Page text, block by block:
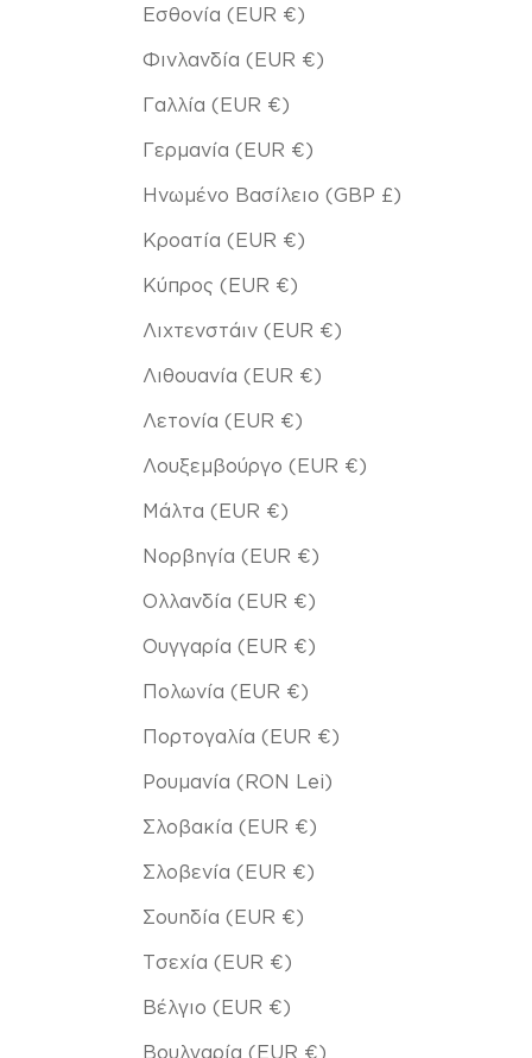
Εσθονία (EUR €)
Φινλανδία (EUR €)
Γαλλία (EUR €)
Γερμανία (EUR €)
Ηνωμένο Βασίλειο (GBP £)
Κροατία (EUR €)
Κύπρος (EUR €)
Λιχτενστάιν (EUR €)
Λιθουανία (EUR €)
Λετονία (EUR €)
Λουξεμβούργο (EUR €)
Μάλτα (EUR €)
Νορβηγία (EUR €)
Ολλανδία (EUR €)
Ουγγαρία (EUR €)
Πολωνία (EUR €)
Πορτογαλία (EUR €)
Ρουμανία (RON Lei)
Σλοβακία (EUR €)
Σλοβενία (EUR €)
Σουηδία (EUR €)
Τσεχία (EUR €)
Βέλγιο (EUR €)
Βουλγαρία (EUR €)